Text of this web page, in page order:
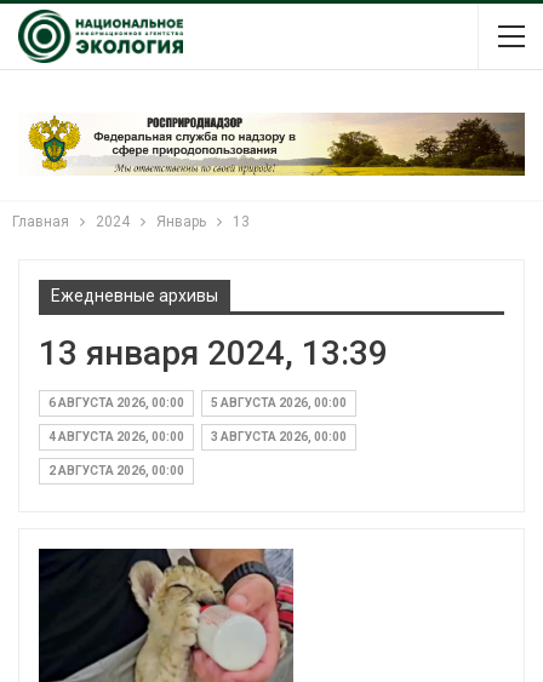
Главная 2024 Январь 13
Ежедневные архивы
13 января 2024, 13:39
6 АВГУСТА 2026, 00:00 5 АВГУСТА 2026, 00:00
4 АВГУСТА 2026, 00:00 3 АВГУСТА 2026, 00:00
2 АВГУСТА 2026, 00:00